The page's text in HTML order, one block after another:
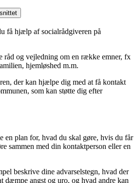
få hjælp af socialrådgiveren på
råd og vejledning om en række emner, fx
hjemløshed m.m.
der kan hjælpe dig med at få kontakt
som kan støtte dig efter
en plan for, hvad du skal gøre, hvis du får
sammen med din kontaktperson eller en
beskrive dine advarselstegn, hvad der
dæmpe angst og uro, og hvad andre kan